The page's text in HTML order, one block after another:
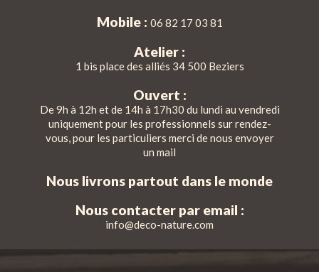
Mobile : 06 82 17 03 81
Atelier :
1 bis place des alliés 34 500 Beziers
Ouvert :
De 9h à 12h et de 14h à 17h30 du lundi au vendredi
uniquement pour les professionnels sur rendez-
vous, pour les particuliers merci de nous envoyer
un mail
Nous livrons partout dans le monde
Nous contacter par email :
info@deco-nature.com